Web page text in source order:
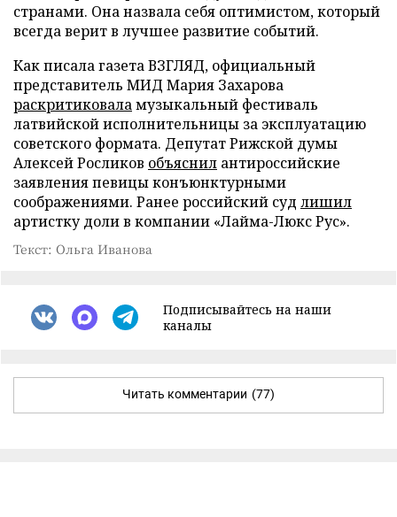
странами. Она назвала себя оптимистом, который
всегда верит в лучшее развитие событий.
Как писала газета ВЗГЛЯД, официальный
представитель МИД Мария Захарова
раскритиковаламузыкальный фестиваль
латвийской исполнительницы за эксплуатацию
советского формата. Депутат Рижской думы
Алексей Росликов объяснил антироссийские
заявления певицы конъюнктурными
соображениями. Ранее российский суд лишил
артистку доли в компании «Лайма-Люкс Рус».
Текст: Ольга Иванова
Подписывайтесь на наши
каналы
Читать комментарии (77)